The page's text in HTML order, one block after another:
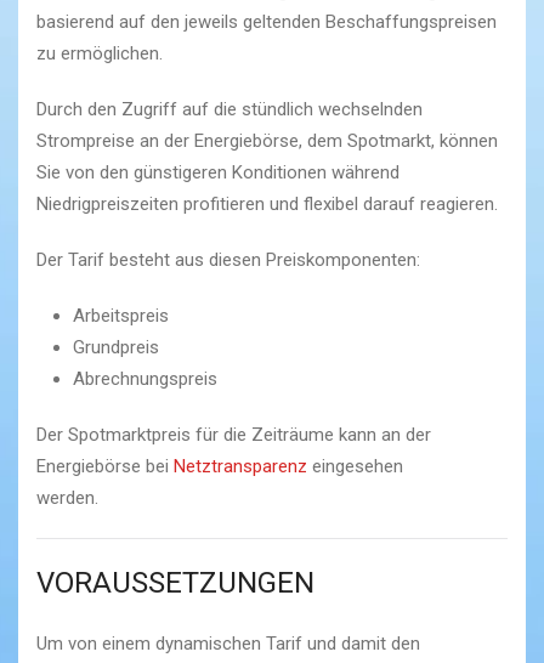
basierend auf den jeweils geltenden Beschaffungspreisen
zu ermöglichen.
Durch den Zugriff auf die stündlich wechselnden
Strompreise an der Energiebörse, dem Spotmarkt, können
Sie von den günstigeren Konditionen während
Niedrigpreiszeiten profitieren und flexibel darauf reagieren.
Der Tarif besteht aus diesen Preiskomponenten:
Arbeitspreis
Grundpreis
Abrechnungspreis
Der Spotmarktpreis für die Zeiträume kann an der
Energiebörse bei Netztransparenz eingesehen
werden.
VORAUSSETZUNGEN
Um von einem dynamischen Tarif und damit den